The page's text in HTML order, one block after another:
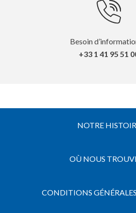
Besoin
+33 1 41 95 51
NOTRE
OÙ NOUS
CONDITIONS